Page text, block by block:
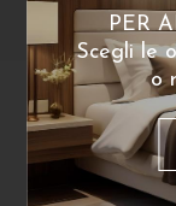
Mattia
The
A partire da:
PER
Scegli le
o